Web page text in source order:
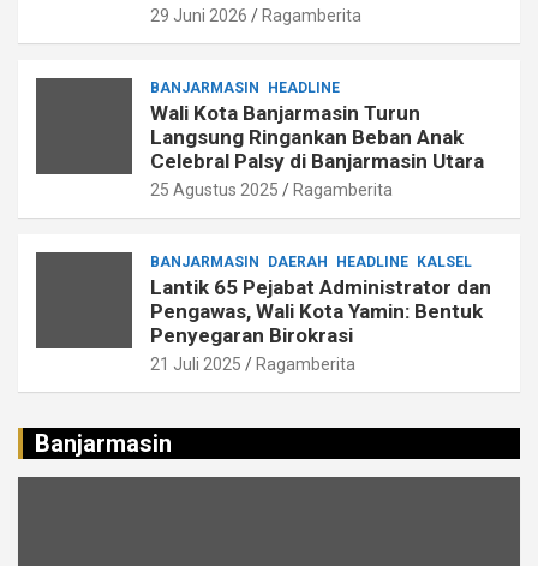
29 Juni 2026 Ragamberita
BANJARMASIN HEADLINE
Wali Kota Banjarmasin Turun
Langsung Ringankan Beban Anak
Celebral Palsy di Banjarmasin Utara
25 Agustus 2025 Ragamberita
BANJARMASIN DAERAH HEADLINE KALSEL
Lantik 65 Pejabat Administrator dan
Pengawas, Wali Kota Yamin: Bentuk
Penyegaran Birokrasi
21 Juli 2025 Ragamberita
Banjarmasin